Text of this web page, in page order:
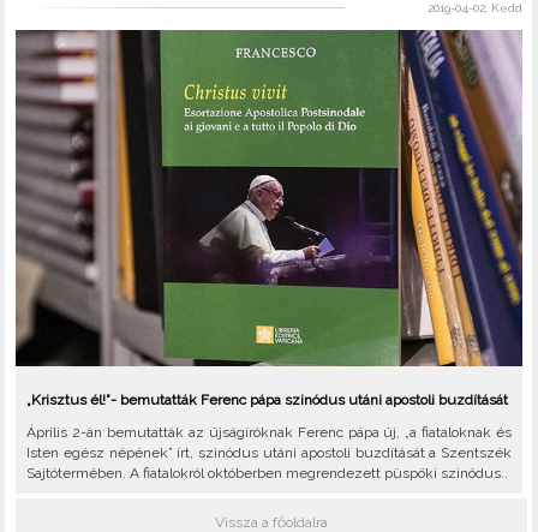
2019-04-02, Kedd
„Krisztus él!”- bemutatták Ferenc pápa szinódus utáni apostoli buzdítását
Április 2-án bemutatták az újságíróknak Ferenc pápa új, „a fiataloknak és
Isten egész népének” írt, szinódus utáni apostoli buzdítását a Szentszék
Sajtótermében. A fiatalokról októberben megrendezett püspöki szinódus..
Vissza a főoldalra